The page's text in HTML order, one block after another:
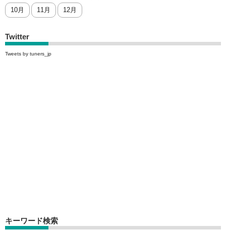
10月 11月 12月
Twitter
Tweets by tuners_jp
キーワード検索